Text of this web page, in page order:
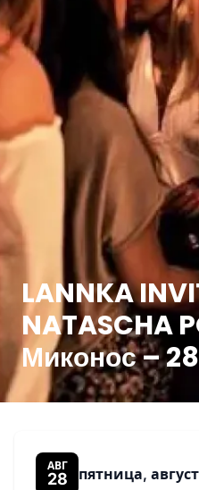
LANNKA
NATASCHA
Миконос –
АВГ
28 пятница,